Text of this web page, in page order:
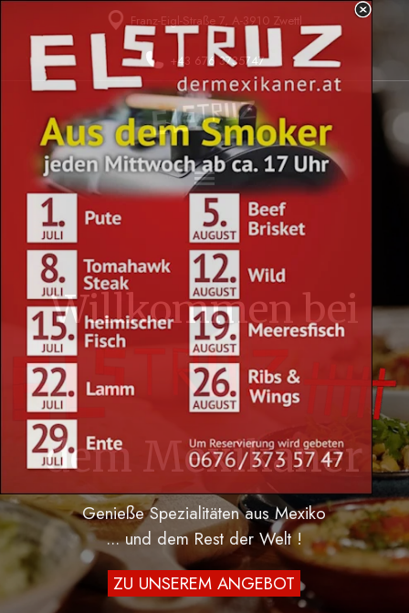
Direkt zum Seiteninhalt
Franz-Eigl-Straße 7, A-3910 Zwettl
+43 676 3735747
Menü überspringen
Willkommen bei
dem Mexikaner
Genieße Spezialitäten aus Mexiko
... und dem Rest der Welt !
ZU UNSEREM ANGEBOT